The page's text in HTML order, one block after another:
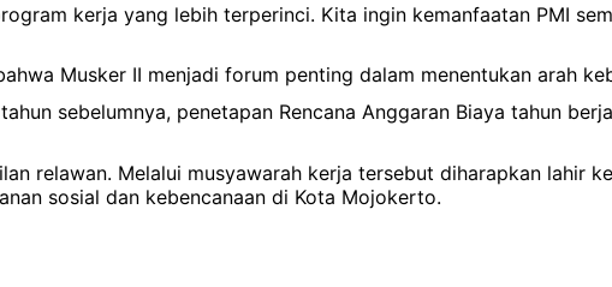
kerja yang lebih terperinci. Kita ingin kemanfaatan PMI
Musker II menjadi forum penting dalam menentukan arah
sebelumnya, penetapan Rencana Anggaran Biaya tahun
relawan. Melalui musyawarah kerja tersebut diharapkan lahir
sosial dan kebencanaan di Kota Mojokerto.